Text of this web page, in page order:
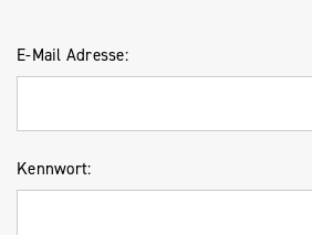
E-Mail Adresse:
Kennwort: